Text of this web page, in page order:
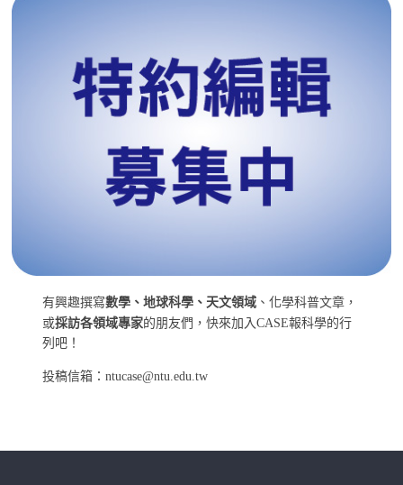
有興趣撰寫數學、地球科學、天文領域 、化學科普文章，
或採訪各領域專家的朋友們，快來加入CASE報科學的行
列吧！
投稿信箱：ntucase@ntu.edu.tw